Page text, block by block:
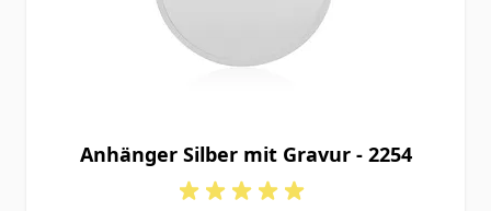
Anhänger Silber mit Gravur - 2254